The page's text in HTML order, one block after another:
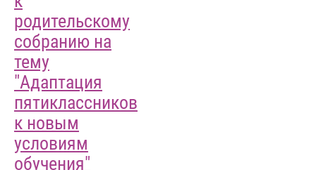
родительскому
собранию на
тему
"Адаптация
пятиклассников
к новым
условиям
обучения"